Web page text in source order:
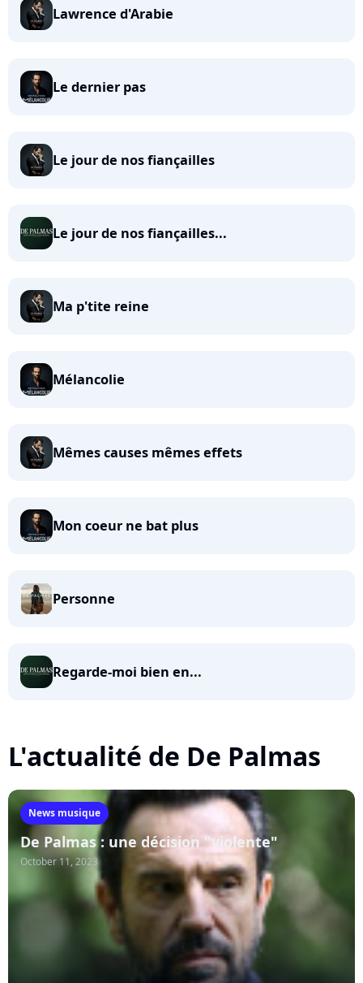
Lawrence d'Arabie
Le dernier pas
Le jour de nos fiançailles
Le jour de nos fiançailles...
Ma p'tite reine
Mélancolie
Mêmes causes mêmes effets
Mon coeur ne bat plus
Personne
Regarde-moi bien en...
L'actualité de De Palmas
News musique
De Palmas : une décision "violente"
October 11, 2023